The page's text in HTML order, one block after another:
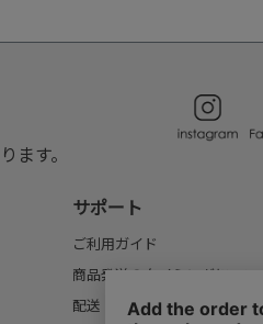
ます。
サポート
ご利用ガイド
商品発送のタイミングについて
配送・送料について